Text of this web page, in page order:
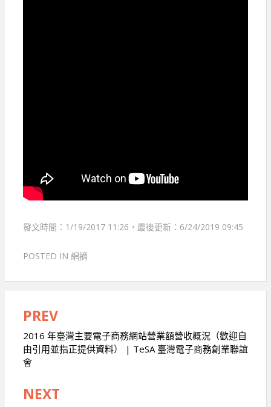
發文時間：1/19/2017 11:26，最後更新：6/24/2019 09:45
POSTED IN 網摘
文
章
導
PREV
2016 年臺灣主要電子商務網站營業額營收概況（歡迎自
由引用並指正提供資料） | TeSA 臺灣電子商務創業聯誼
會
NEXT